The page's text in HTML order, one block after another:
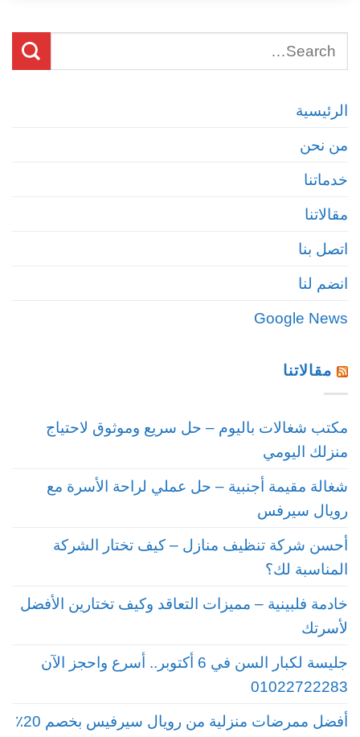
الرئيسية
من نحن
خدماتنا
مقالاتنا
اتصل بنا
انضم لنا
Google News
مقالاتنا
مكتب شغالات باليوم – حل سريع وموثوق لاحتياج
منزلك اليومي
شغالة مقيمة أجنبية – حل عملي لراحة الأسرة مع
رويال سيرفس
أحسن شركة تنظيف منازل – كيف تختار الشركة
المناسبة لك؟
خادمة فلبينية – مميزات التعاقد وكيف تختارين الأفضل
لأسرتك
جليسة لكبار السن في 6 أكتوبر.. أسرع واحجز الآن
01022722283
أفضل ممرضات منزلية من رويال سيرفيس بخصم 20٪